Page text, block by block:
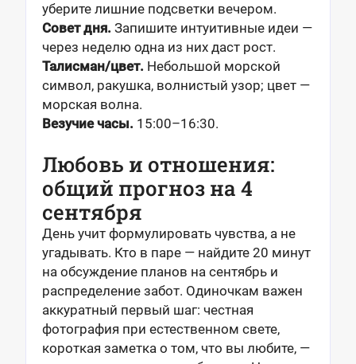
уберите лишние подсветки вечером.
Совет дня. Запишите интуитивные идеи —
через неделю одна из них даст рост.
Талисман/цвет. Небольшой морской
символ, ракушка, волнистый узор; цвет —
морская волна.
Везучие часы. 15:00–16:30.
Любовь и отношения:
общий прогноз на 4
сентября
День учит формулировать чувства, а не
угадывать. Кто в паре — найдите 20 минут
на обсуждение планов на сентябрь и
распределение забот. Одиночкам важен
аккуратный первый шаг: честная
фотография при естественном свете,
короткая заметка о том, что вы любите, —